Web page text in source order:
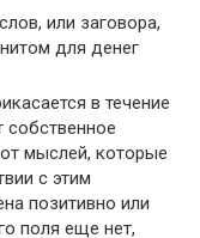
или заговора,
для денег
в течение
собственное
мыслей, которые
с этим
позитивно или
поля еще нет,